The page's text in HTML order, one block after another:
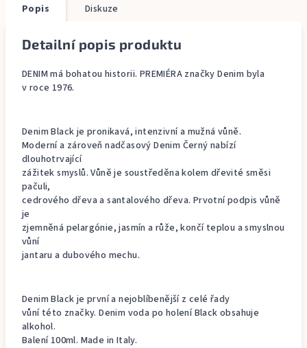
Popis Diskuze
Detailní popis produktu
DENIM má bohatou historii. PREMIÉRA značky Denim byla
v roce 1976.
Denim Black je pronikavá, intenzivní a mužná vůně.
Moderní a zároveň nadčasový Denim Černý nabízí
dlouhotrvající
zážitek smyslů. Vůně je soustředěna kolem dřevité směsi
pačuli,
cedrového dřeva a santalového dřeva. Prvotní podpis vůně
je
zjemněná pelargónie, jasmín a růže, končí teplou a smyslnou
vůní
jantaru a dubového mechu.
Denim Black je první a nejoblíbenější z celé řady
vůní této značky. Denim voda po holení Black obsahuje
alkohol.
Balení 100ml. Made in Italy.